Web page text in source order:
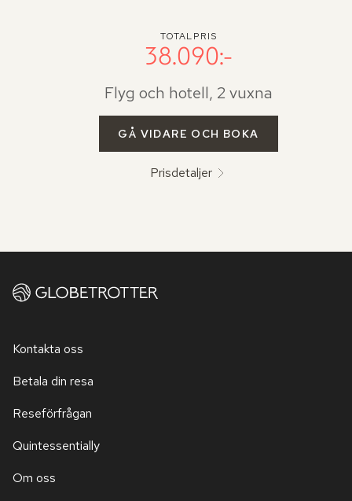
TOTALPRIS
38.090:-
Flyg och hotell, 2 vuxna
GÅ VIDARE OCH BOKA
Prisdetaljer
Kontakta oss
Betala din resa
Reseförfrågan
Quintessentially
Om oss